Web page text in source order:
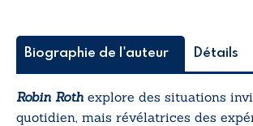
Biographie de l'auteur Détails
Robin Roth explore des situations
quotidien, mais révélatrices des